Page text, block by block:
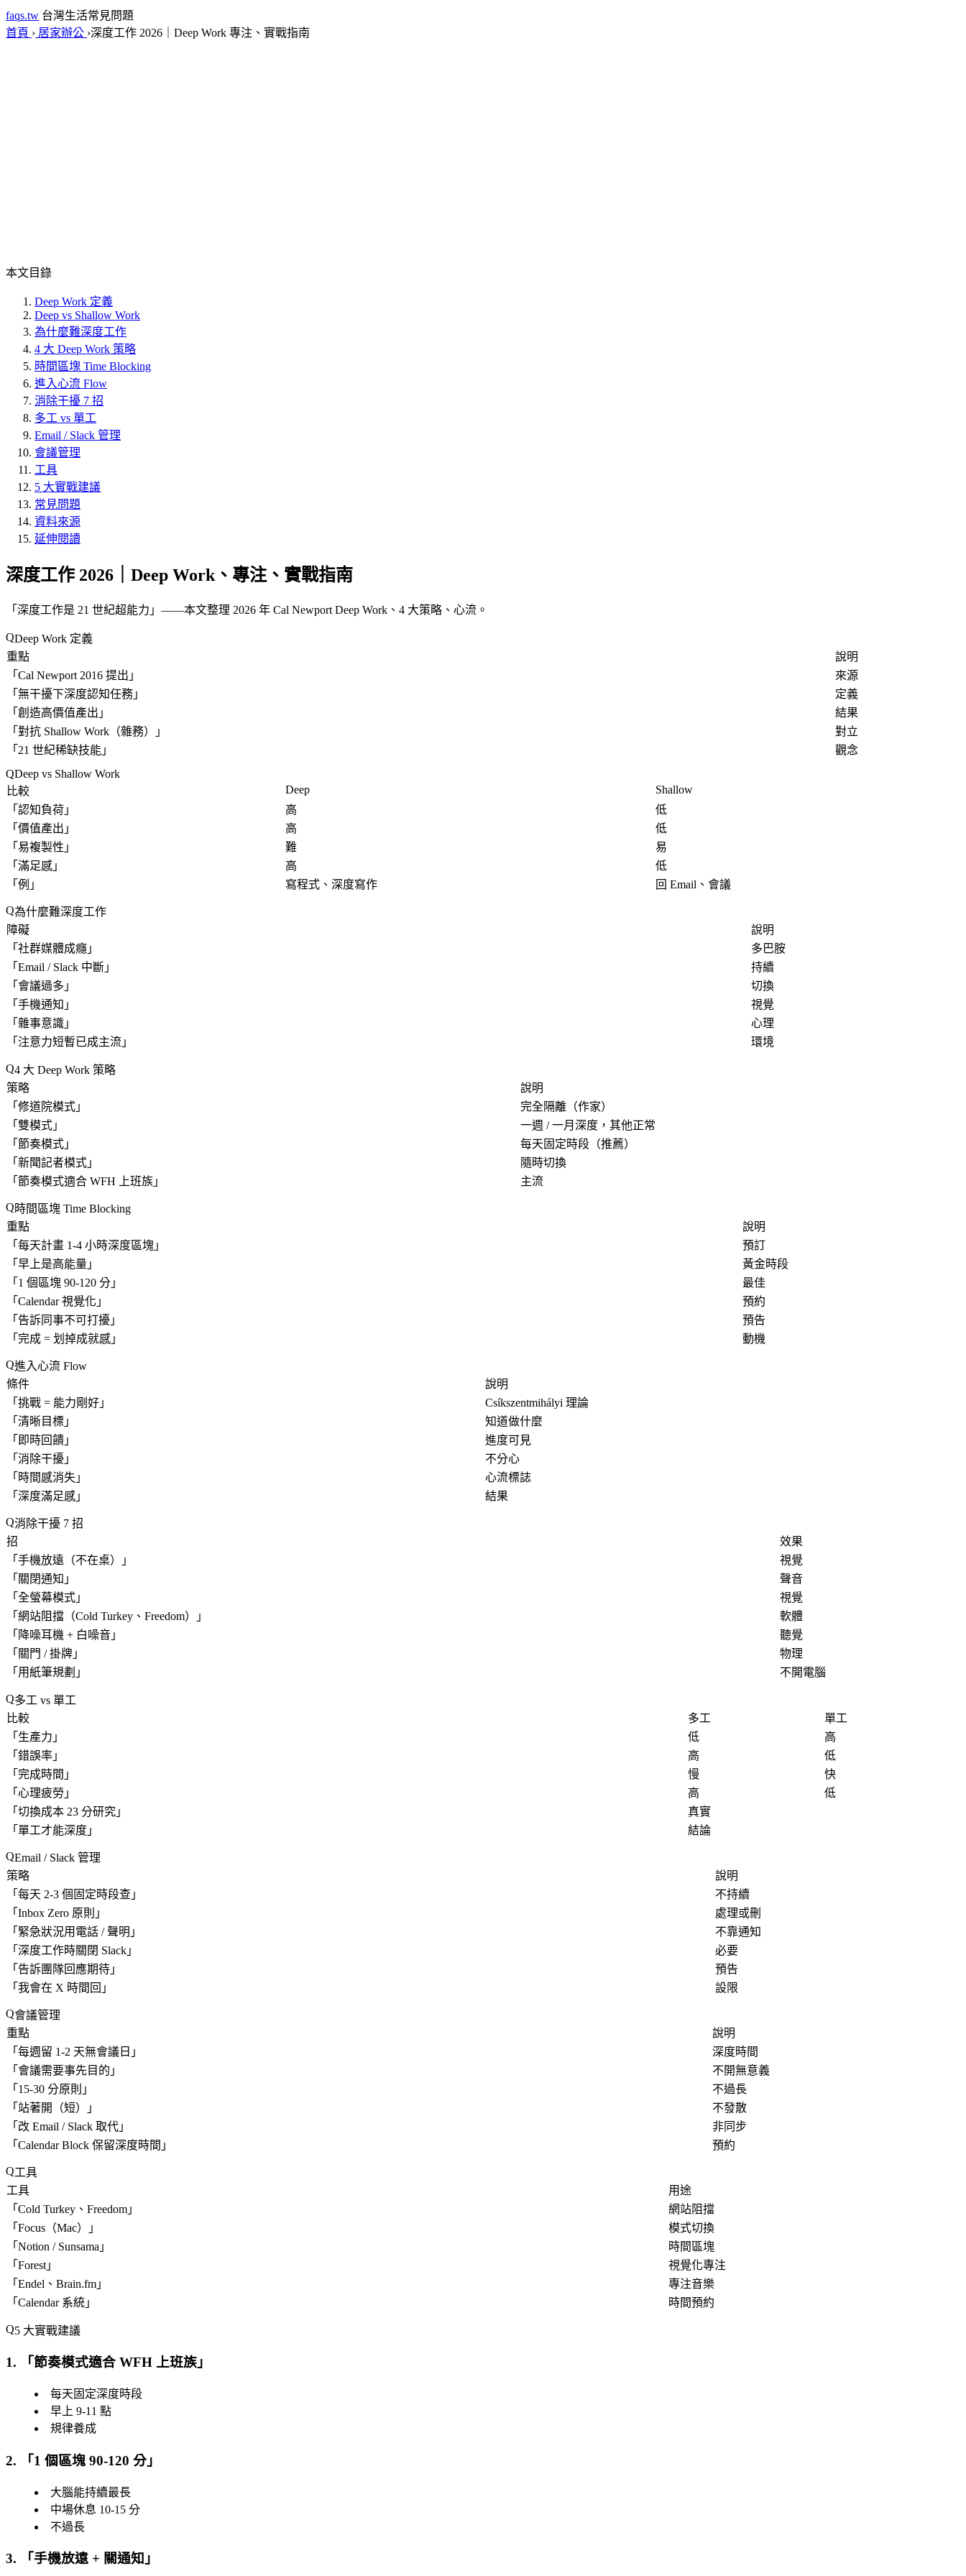
faqs.tw 台灣生活常見問題
首頁 › 居家辦公 ›深度工作 2026｜Deep Work 專注、實戰指南
本文目錄
Deep Work 定義
Deep vs Shallow Work
為什麼難深度工作
4 大 Deep Work 策略
時間區塊 Time Blocking
進入心流 Flow
消除干擾 7 招
多工 vs 單工
Email / Slack 管理
會議管理
工具
5 大實戰建議
常見問題
資料來源
延伸閱讀
深度工作 2026｜Deep Work、專注、實戰指南
「 深度工作是 21 世紀超能力 」——本文整理 2026 年 Cal Newport Deep Work、4 大策略、心流。
Deep Work 定義
重點
說明
「 Cal Newport 2016 提出 」
來源
「無干擾下深度認知任務」
定義
「 創造高價值產出 」
結果
「 對抗 Shallow Work（雜務） 」
對立
「 21 世紀稀缺技能 」
觀念
Deep vs Shallow Work
比較
Deep
Shallow
「 認知負荷 」 高
低
「 價值產出 」 高
低
「 易複製性 」 難
易
「 滿足感 」 高
低
「 例 」 寫程式、深度寫作 回 Email、會議
為什麼難深度工作
障礙
說明
「 社群媒體成癮 」
多巴胺
「 Email / Slack 中斷 」
持續
「 會議過多 」
切換
「 手機通知 」
視覺
「 雜事意識 」
心理
「 注意力短暫已成主流 」 環境
4 大 Deep Work 策略
策略
說明
「 修道院模式 」
完全隔離（作家）
「 雙模式 」
一週 / 一月深度，其他正常
「 節奏模式 」
每天固定時段（推薦）
「 新聞記者模式 」
隨時切換
「 節奏模式適合 WFH 上班族 」 主流
時間區塊 Time Blocking
重點
說明
「 每天計畫 1-4 小時深度區塊 」
預訂
「 早上是高能量 」
黃金時段
「 1 個區塊 90-120 分 」
最佳
「 Calendar 視覺化 」
預約
「 告訴同事不可打擾 」
預告
「 完成 = 划掉成就感 」 動機
進入心流 Flow
條件
說明
「 挑戰 = 能力剛好 」
Csíkszentmihályi 理論
「 清晰目標 」
知道做什麼
「 即時回饋 」
進度可見
「 消除干擾 」
不分心
「 時間感消失 」
心流標誌
「 深度滿足感 」 結果
消除干擾 7 招
招
效果
「 手機放遠（不在桌） 」
視覺
「 關閉通知 」
聲音
「 全螢幕模式 」
視覺
「 網站阻擋（Cold Turkey、Freedom） 」
軟體
「 降噪耳機 + 白噪音 」
聽覺
「 關門 / 掛牌 」
物理
「 用紙筆規劃 」 不開電腦
多工 vs 單工
比較
多工
單工
「 生產力 」 低
高
「 錯誤率 」 高
低
「 完成時間 」 慢
快
「 心理疲勞 」 高
低
「 切換成本 23 分研究 」
真實
「 單工才能深度 」 結論
Email / Slack 管理
策略
說明
「 每天 2-3 個固定時段查 」
不持續
「 Inbox Zero 原則 」
處理或刪
「 緊急狀況用電話 / 聲明 」
不靠通知
「 深度工作時關閉 Slack 」
必要
「 告訴團隊回應期待 」
預告
「我會在 X 時間回」
設限
會議管理
重點
說明
「 每週留 1-2 天無會議日 」
深度時間
「 會議需要事先目的 」
不開無意義
「 15-30 分原則 」
不過長
「 站著開（短） 」
不發散
「 改 Email / Slack 取代 」
非同步
「 Calendar Block 保留深度時間 」 預約
工具
工具
用途
「 Cold Turkey、Freedom 」
網站阻擋
「 Focus（Mac） 」
模式切換
「 Notion / Sunsama 」
時間區塊
「 Forest」
視覺化專注
「 Endel、Brain.fm 」
專注音樂
「 Calendar 系統 」 時間預約
5 大實戰建議
1. 「節奏模式適合 WFH 上班族 」
每天固定深度時段
早上 9-11 點
規律養成
2. 「 1 個區塊 90-120 分 」
大腦能持續最長
中場休息 10-15 分
不過長
3. 「 手機放遠 + 關通知 」